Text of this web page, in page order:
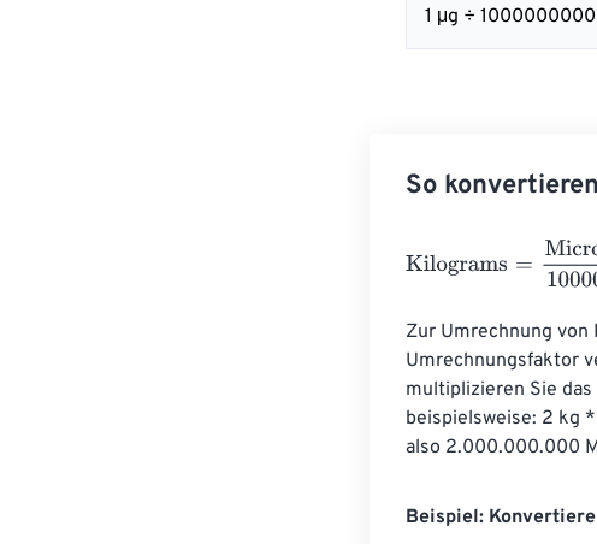
1 μg ÷
So
Kilograms
Zur Umrechnung
Umrechnungsfaktor
multiplizieren Sie
beispielsweise: 2 kg
also 2.000.000.000
Beispiel: